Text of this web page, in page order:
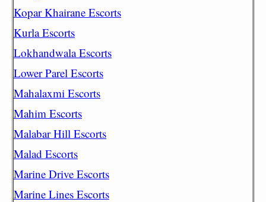
Kopar Khairane Escorts
Kurla Escorts
Lokhandwala Escorts
Lower Parel Escorts
Mahalaxmi Escorts
Mahim Escorts
Malabar Hill Escorts
Malad Escorts
Marine Drive Escorts
Marine Lines Escorts